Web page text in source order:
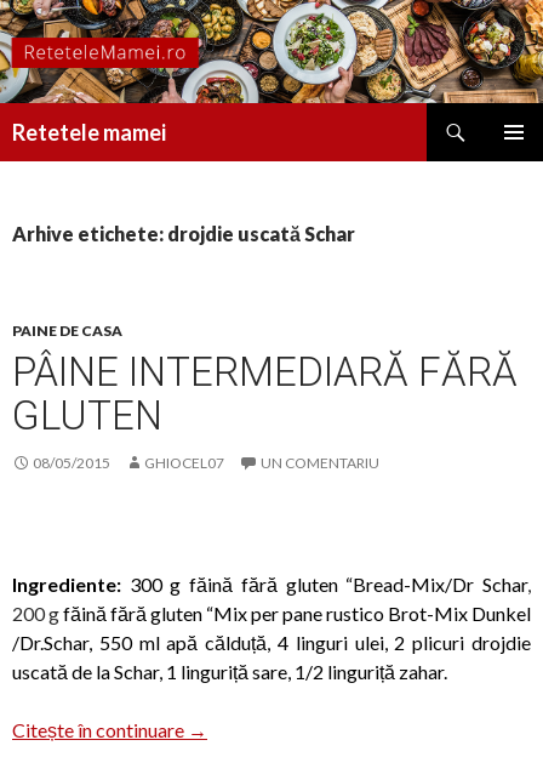
Retetele mamei
Arhive etichete: drojdie uscată Schar
PAINE DE CASA
PÂINE INTERMEDIARĂ FĂRĂ
GLUTEN
08/05/2015 GHIOCEL07 UN COMENTARIU
Ingrediente: 300 g făină fără gluten “Bread-Mix/Dr Schar,
200 gfăină fără gluten “Mix per pane rustico Brot-Mix Dunkel
/Dr.Schar, 550 ml apă călduță, 4 linguri ulei, 2 plicuri drojdie
uscată de la Schar, 1 linguriță sare, 1/2 linguriță zahar.
Citește în continuare Pâine intermediară fără gluten
→